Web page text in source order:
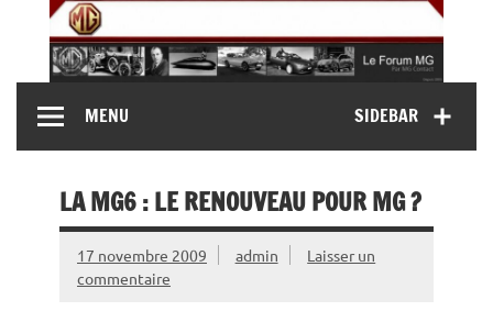
content
MG Contact
MG B, MG F, MG A, Midget…)SIDEBAR
MENU
LA MG6 : LE RENOUVEAU POUR MG ?
17 novembre 2009 admin
Laisser un
commentaire